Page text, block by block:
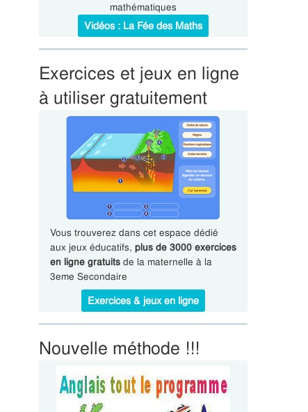
mathématiques
Vidéos : La Fée des Maths
Exercices et jeux en ligne
à utiliser gratuitement
Vous trouverez dans cet espace dédié
aux jeux éducatifs, plus de 3000 exercices
en ligne gratuitsde la maternelle à la
3eme Secondaire
Exercices & jeux en ligne
Nouvelle méthode !!!